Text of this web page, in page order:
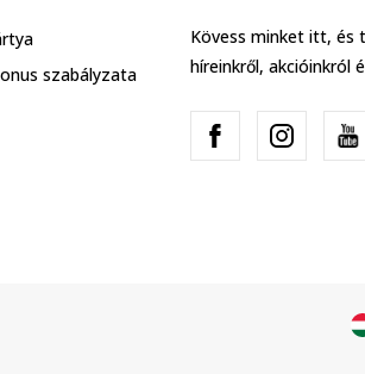
szabályzata
Kövess minket itt, és
híreinkről, akcióinkról